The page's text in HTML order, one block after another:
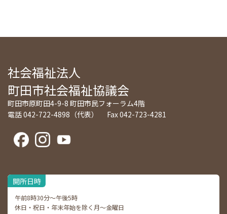
社会福祉法人
町田市社会福祉協議会
町田市原町田4-9-8 町田市民フォーラム4階
電話 042-722-4898（代表） Fax 042-723-4281
開所日時
午前8時30分～午後5時
休日・祝日・年末年始を除く月～金曜日